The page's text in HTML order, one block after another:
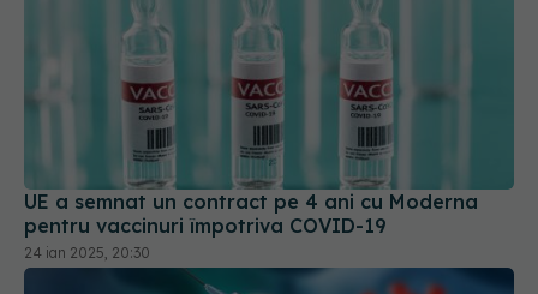
UE a semnat un contract pe 4 ani cu Moderna
pentru vaccinuri împotriva COVID-19
24 ian 2025, 20:30